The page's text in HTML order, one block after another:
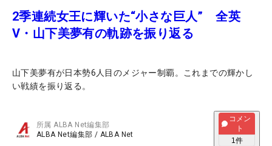
2季連続女王に輝いた“小さな巨人” 全英
V・山下美夢有の軌跡を振り返る
山下美夢有が日本勢6人目のメジャー制覇。これまでの輝かし
い戦績を振り返る。
所属ALBA Net編集部
ALBA Net編集部 / ALBA Net
コメン
ト
1件